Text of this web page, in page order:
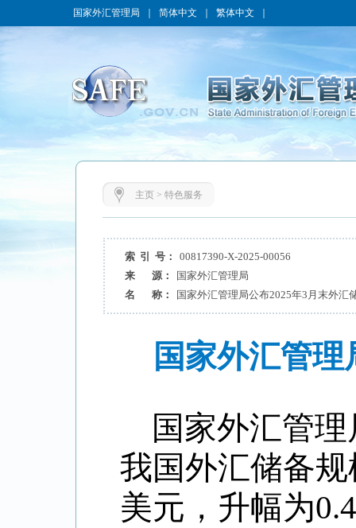
国家外汇管理局 简体中文 繁体中文
主页> 特色服务
索 引 号：
00817390-X-2025-00056
来 源：
国家外汇管理局
名 称：
国家外汇管理局公布2025年3月末外汇
国家外汇管
国家外汇管
我国外汇储备
美元，升幅为